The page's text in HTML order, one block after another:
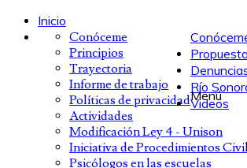
Inicio
Conóceme
Principios
Trayectoria
Informe de trabajo
Políticas de privacidad
Actividades
Modificación Ley 4 - Unison
Iniciativa de Procedimientos
Psicólogos en las escuelas
Río
Videos
Menú